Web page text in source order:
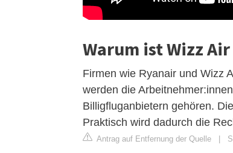
Warum ist Wizz
Firmen wie Ryanair und Wizz
werden die
Billigfluganbietern gehören.
Praktisch wird dadurch die
Antrag auf Entfernung der Quelle |